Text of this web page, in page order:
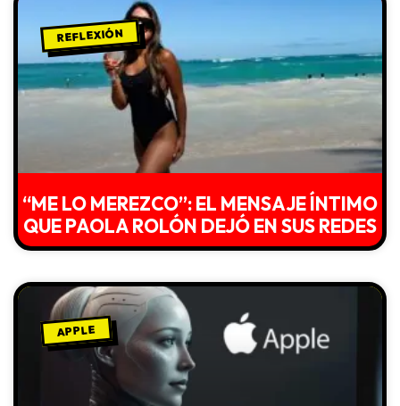
REFLEXIÓN
“ME LO MEREZCO”: EL MENSAJE ÍNTIMO
QUE PAOLA ROLÓN DEJÓ EN SUS REDES
APPLE